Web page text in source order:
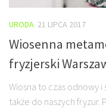
URODA 21 LIPCA 2017
Wiosenna
fryzjerski
Wiosna to czas odnowy
także do naszych